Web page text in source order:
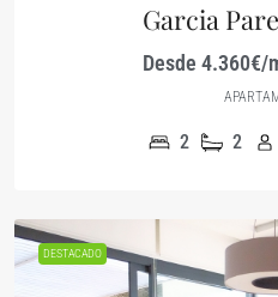
Garcia
Desde 4.360€/
2 2
DESTACADO